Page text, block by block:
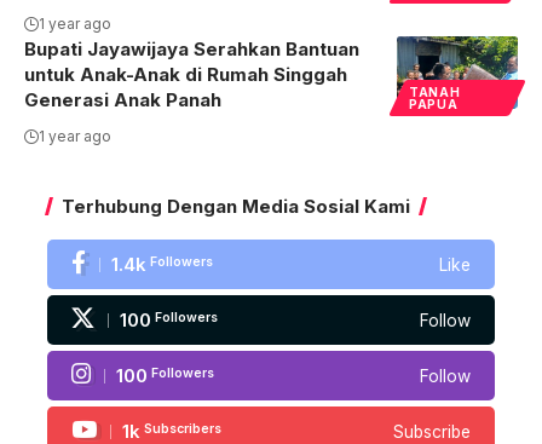
1 year ago
TANAH
PAPUA
Bupati Jayawijaya Serahkan Bantuan
untuk Anak-Anak di Rumah Singgah
Generasi Anak Panah
1 year ago
Terhubung Dengan Media Sosial Kami
1.4k Followers Like
100 Followers Follow
100 Followers Follow
1k Subscribers Subscribe